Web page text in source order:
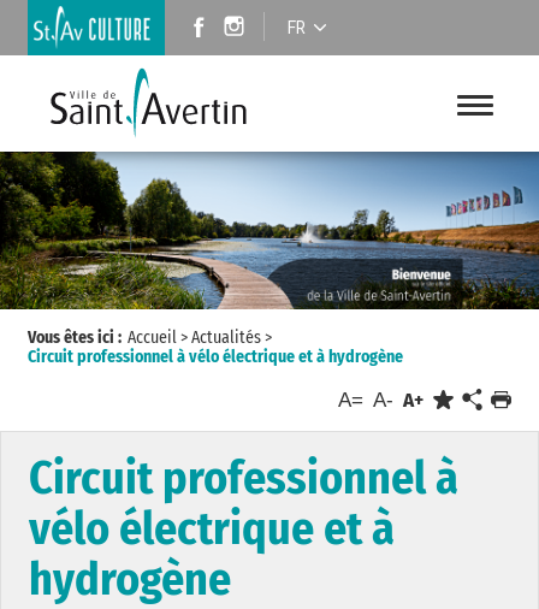
FR
Vous êtes ici : Accueil>Actualités>
Circuit professionnel à vélo électrique et à hydrogène
A= A- A+
Circuit professionnel à
vélo électrique et à
hydrogène